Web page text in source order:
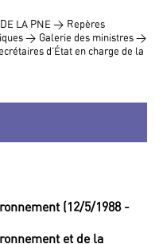
DE LA PNE > Repères
> Galerie des ministres >
d’État en charge de la
(12/5/1988 -
et de la